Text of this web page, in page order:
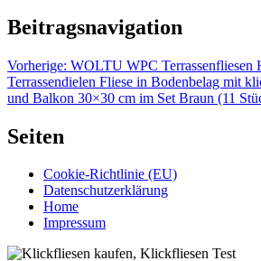
Beitragsnavigation
Vorherige: WOLTU WPC Terrassenfliesen
Terrassendielen Fliese in Bodenbelag mit
und Balkon 30×30 cm im Set Braun (11
Seiten
Cookie-Richtlinie (EU)
Datenschutzerklärung
Home
Impressum